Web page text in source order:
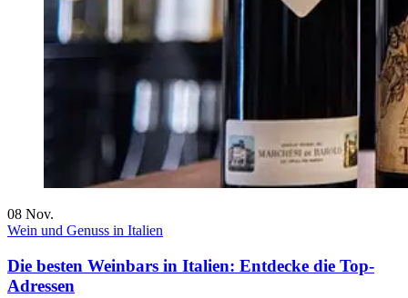
08 Nov.
Wein und Genuss in Italien
Die besten Weinbars in Italien: Entdecke die Top-
Adressen